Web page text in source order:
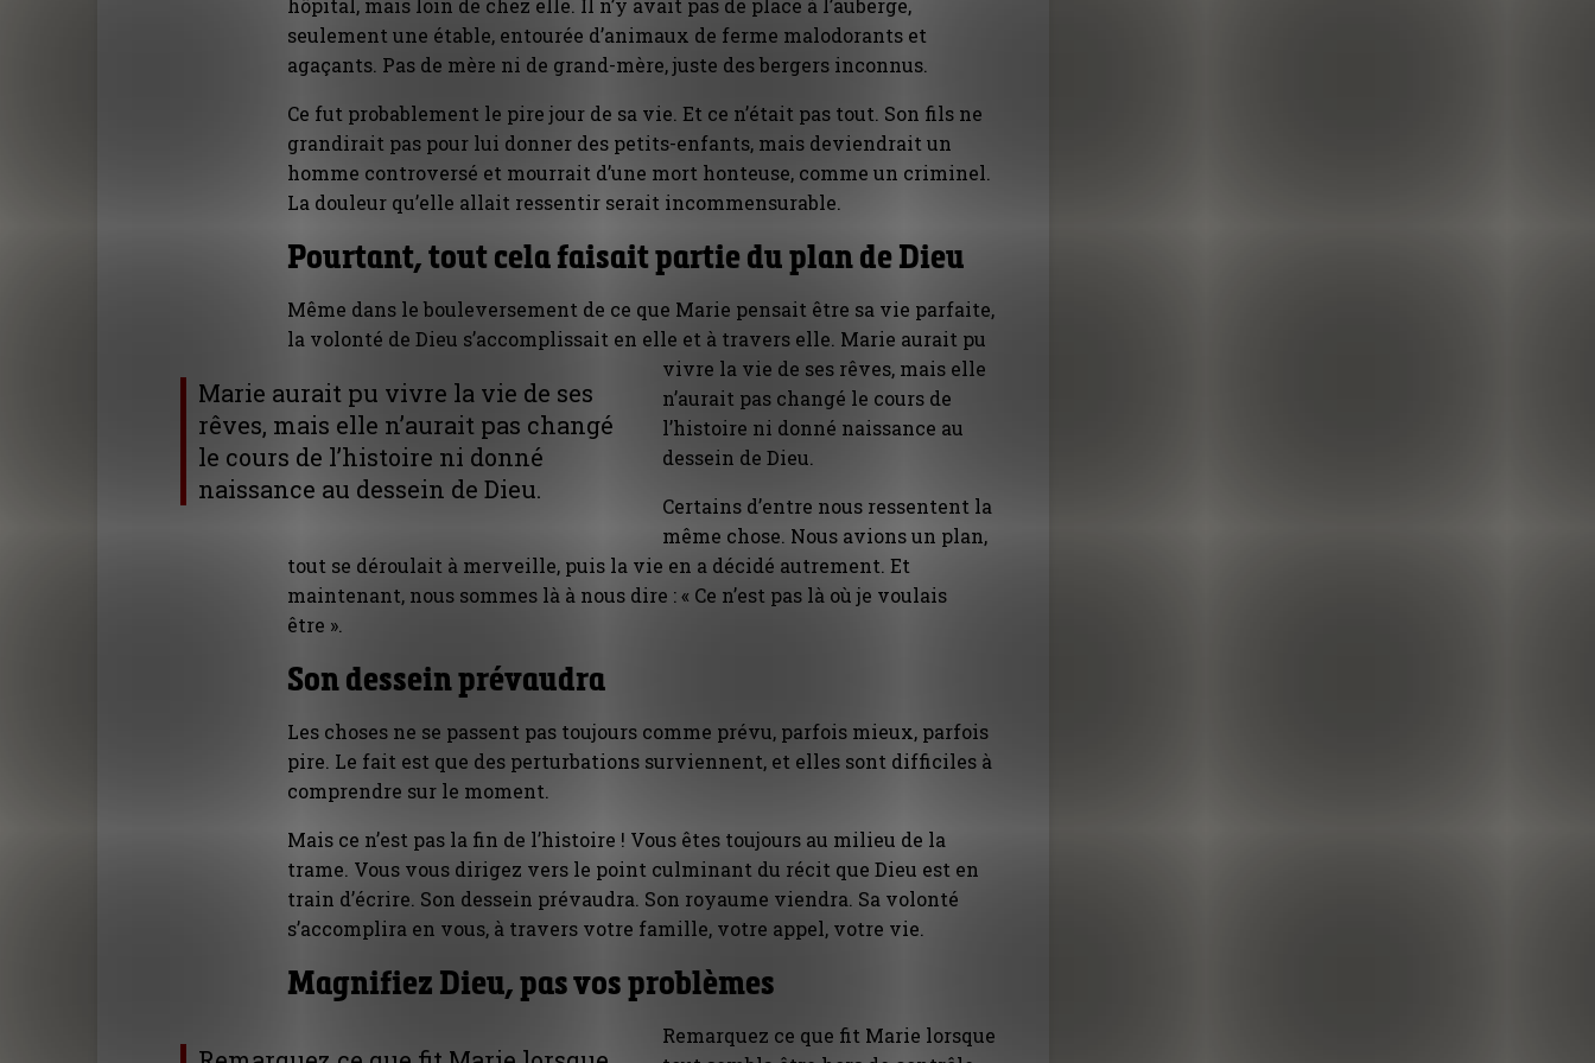
hôpital, mais loin de chez elle. Il n’y avait pas de place à l’auberge,
seulement une étable, entourée d’animaux de ferme malodorants et
agaçants. Pas de mère ni de grand-mère, juste des bergers inconnus.
Ce fut probablement le pire jour de sa vie. Et ce n’était pas tout. Son fils ne
grandirait pas pour lui donner des petits-enfants, mais deviendrait un
homme controversé et mourrait d’une mort honteuse, comme un criminel.
La douleur qu’elle allait ressentir serait incommensurable.
Pourtant, tout cela faisait partie du plan de Dieu
Même dans le bouleversement de ce que Marie pensait être sa vie parfaite,
la volonté de Dieu s’accomplissait en elle et à travers elle.
Marie aurait pu vivre la vie de ses
rêves, mais elle n’aurait pas changé
le cours de l’histoire ni donné
naissance au dessein de Dieu.
Marie aurait pu
vivre la vie de ses rêves, mais elle
n’aurait pas changé le cours de
l’histoire ni donné naissance au
dessein de Dieu.
Certains d’entre nous ressentent la
même chose. Nous avions un plan,
tout se déroulait à merveille, puis la vie en a décidé autrement. Et
maintenant, nous sommes là à nous dire : « Ce n’est pas là où je voulais
être ».
Son dessein prévaudra
Les choses ne se passent pas toujours comme prévu, parfois mieux, parfois
pire. Le fait est que des perturbations surviennent, et elles sont difficiles à
comprendre sur le moment.
Mais ce n’est pas la fin de l’histoire ! Vous êtes toujours au milieu de la
trame. Vous vous dirigez vers le point culminant du récit que Dieu est en
train d’écrire. Son dessein prévaudra. Son royaume viendra. Sa volonté
s’accomplira en vous, à travers votre famille, votre appel, votre vie.
Magnifiez Dieu, pas vos problèmes
Remarquez ce que fit Marie lorsque